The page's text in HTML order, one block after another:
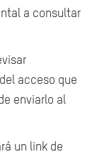
a consultar
acceso que
enviarlo al
un link de